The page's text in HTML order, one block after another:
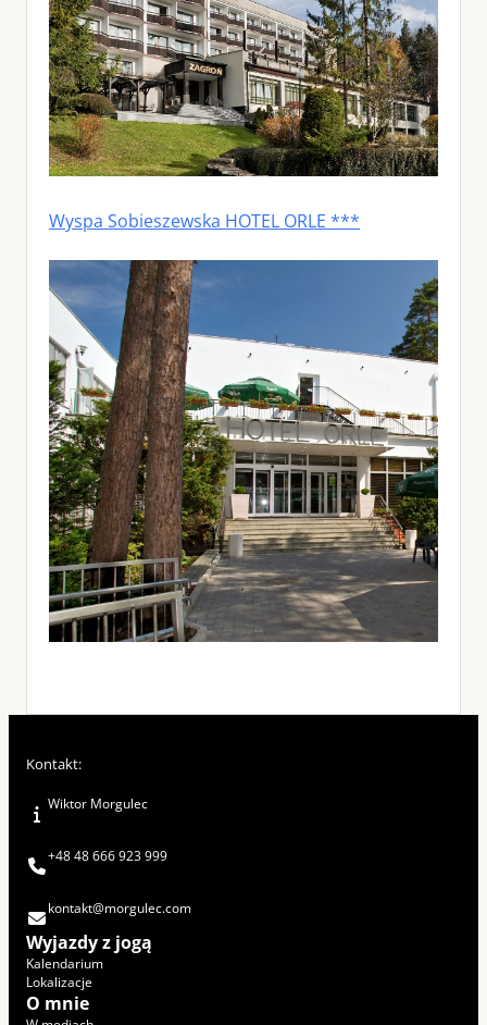
Wyspa Sobieszewska HOTEL ORLE ***
Kontakt:
Wiktor Morgulec
+48 48 666 923 999
kontakt@morgulec.com
Wyjazdy z jogą
Kalendarium
Lokalizacje
O mnie